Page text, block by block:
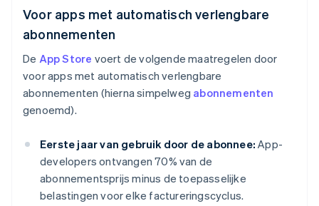
Voor apps met automatisch verlengbare
abonnementen
De App Store voert de volgende maatregelen door
voor apps met automatisch verlengbare
abonnementen (hierna simpelweg abonnementen
genoemd).
Eerste jaar van gebruik door de abonnee: App-
developers ontvangen 70% van de
abonnementsprijs minus de toepasselijke
belastingen voor elke factureringscyclus.